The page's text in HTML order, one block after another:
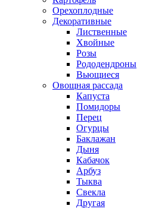
Орехоплодные
Декоративные
Лиственные
Хвойные
Розы
Рододендроны
Вьющиеся
Овощная рассада
Капуста
Помидоры
Перец
Огурцы
Баклажан
Дыня
Кабачок
Арбуз
Тыква
Свекла
Другая